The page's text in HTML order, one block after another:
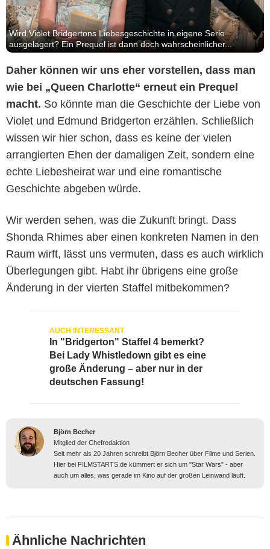
Wird Violet Bridgertons Liebesgeschichte in eigene Serie
ausgelagert? Ein Prequel ist dann doch wahrscheinlicher...
Daher können wir uns eher vorstellen, dass man
wie bei „Queen Charlotte“ erneut ein Prequel
macht. So könnte man die Geschichte der Liebe von
Violet und Edmund Bridgerton erzählen. Schließlich
wissen wir hier schon, dass es keine der vielen
arrangierten Ehen der damaligen Zeit, sondern eine
echte Liebesheirat war und eine romantische
Geschichte abgeben würde.
Wir werden sehen, was die Zukunft bringt. Dass
Shonda Rhimes aber einen konkreten Namen in den
Raum wirft, lässt uns vermuten, dass es auch wirklich
Überlegungen gibt. Habt ihr übrigens eine große
Änderung in der vierten Staffel mitbekommen?
In "Bridgerton" Staffel 4 bemerkt?
Bei Lady Whistledown gibt es eine
große Änderung – aber nur in der
deutschen Fassung!
Björn Becher
Mitglied der Chefredaktion
Seit mehr als 20 Jahren schreibt Björn Becher über Filme und Serien.
Hier bei FILMSTARTS.de kümmert er sich um "Star Wars" - aber
auch um alles, was gerade im Kino auf der großen Leinwand läuft.
Ähnliche Nachrichten